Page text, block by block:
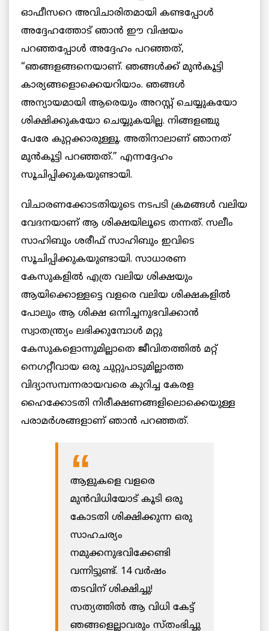
ഓഫീസറെ അവിചാരിതമായി കണ്ടപ്പോൾ
അദ്ദേഹത്തോട് ഞാൻ ഈ വിഷയം
പറഞ്ഞപ്പോൾ അദ്ദേഹം പറഞ്ഞത്,
“ഞങ്ങളങ്ങനെയാണ്. ഞങ്ങൾക്ക് മുൻകൂട്ടി
കാര്യങ്ങളൊക്കെയറിയാം. ഞങ്ങൾ
അന്യായമായി ആരെയും അറസ്റ്റ് ചെയ്യുകയോ
ശിക്ഷിക്കുകയോ ചെയ്യുകയില്ല. നിങ്ങളഞ്ചു
പേരേ കുറ്റക്കാരുള്ളൂ. അതിനാലാണ് ഞാനത്
മുൻകൂട്ടി പറഞ്ഞത്.” എന്നദ്ദേഹം
സൂചിപ്പിക്കുകയുണ്ടായി.
വിചാരണക്കോടതിയുടെ നടപടി ക്രമങ്ങൾ വലിയ
വേദനയാണ് ആ ശിക്ഷയിലൂടെ തന്നത്. സലീം
സാഹിബും ശരീഫ് സാഹിബും ഇവിടെ
സൂചിപ്പിക്കുകയുണ്ടായി. സാധാരണ
കേസുകളിൽ എത്ര വലിയ ശിക്ഷയും
ആയിക്കൊള്ളട്ടെ വളരെ വലിയ ശിക്ഷകളിൽ
പോലും ആ ശിക്ഷ ഒന്നിച്ചനുഭവിക്കാൻ
സ്വാതന്ത്ര്യം ലഭിക്കുമ്പോൾ മറ്റു
കേസുകളൊന്നുമില്ലാതെ ജീവിതത്തിൽ മറ്റ്
നെഗറ്റീവായ ഒരു ചുറ്റുപാടുമില്ലാത്ത
വിദ്യാസമ്പന്നരായവരെ കുറിച്ച കേരള
ഹൈക്കോടതി നിരീക്ഷണങ്ങളിലൊക്കെയുള്ള
പരാമർശങ്ങളാണ് ഞാൻ പറഞ്ഞത്.
ആളുകളെ വളരെ
മുൻവിധിയോട് കൂടി ഒരു
കോടതി ശിക്ഷിക്കുന്ന ഒരു
സാഹചര്യം
നമുക്കനുഭവിക്കേണ്ടി
വന്നിട്ടുണ്ട്. 14 വർഷം
തടവിന് ശിക്ഷിച്ചു!
സത്യത്തിൽ ആ വിധി കേട്ട്
ഞങ്ങളെല്ലാവരും സ്തംഭിച്ചു